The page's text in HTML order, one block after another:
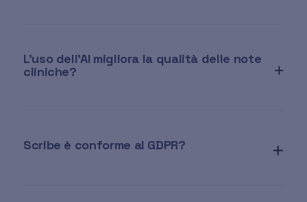
L’uso dell’AI migliora la qualità delle note
cliniche?
Scribe è conforme al GDPR?